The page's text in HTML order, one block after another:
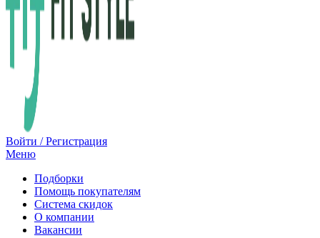
Войти / Регистрация
Меню
Подборки
Помощь покупателям
Система скидок
О компании
Вакансии